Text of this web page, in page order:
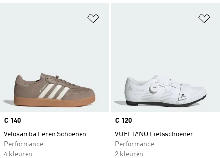
Price
€ 140
Velosamba Leren Schoenen
Performance
4 kleuren
Price
€ 120
VUELTANO Fietsschoenen
Performance
2 kleuren